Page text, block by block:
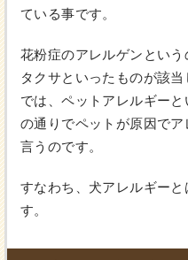
ている事です。
花粉症のアレルゲンとい
タクサといったものが該当
では、ペットアレルギー
の通りでペットが原因で
言うのです。
すなわち、犬アレルギー
す。